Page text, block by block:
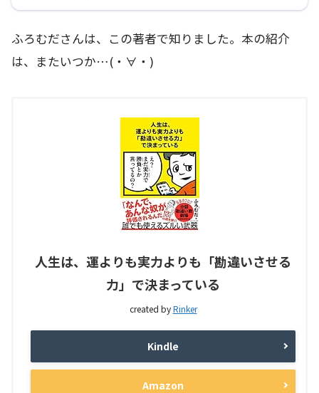
ふろむださんは、この著者で知りました。本の紹介
は、またいつか…(・∀・)
人生は、運よりも実力よりも「勘違いさせる
力」で決まっている
created byRinker
Kindle
Amazon